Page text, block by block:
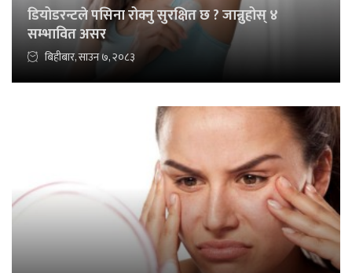
डियोडरन्टले पसिना रोक्नु सुरक्षित छ ? जान्नुहोस् ४
सम्भावित असर
बिहीबार, साउन ७, २०८३